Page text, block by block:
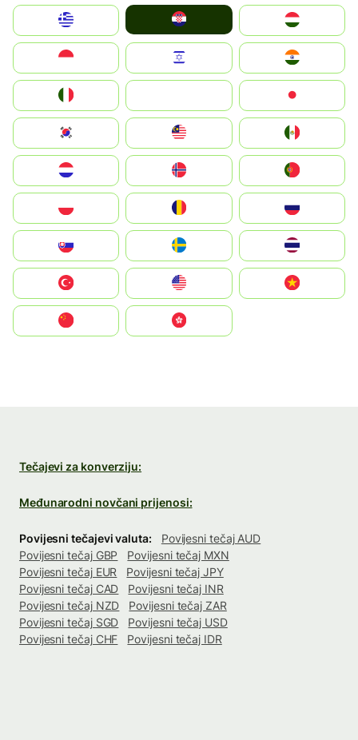
Magyarország
South Korea
United States
中國香港特別行政區
Tečajevi za konverziju:
Međunarodni novčani prijenosi:
Povijesni tečajevi valuta:
Povijesni tečaj AUD
Povijesni tečaj GBP
Povijesni tečaj MXN
Povijesni tečaj EUR
Povijesni tečaj JPY
Povijesni tečaj CAD
Povijesni tečaj INR
Povijesni tečaj NZD
Povijesni tečaj ZAR
Povijesni tečaj SGD
Povijesni tečaj USD
Povijesni tečaj CHF
Povijesni tečaj IDR